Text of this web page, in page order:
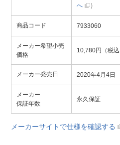
へ
）
商品コード 7933060
メーカー希望小売
価格
10,780円（税込
メーカー発売日 2020年4月4日
メーカー
保証年数
永久保証
メーカーサイトで仕様を確認する